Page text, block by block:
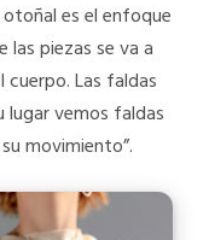
es el enfoque
las piezas se va a
Las faldas
lugar vemos faldas
movimiento”.